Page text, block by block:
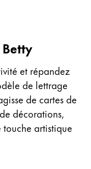
et répandez
de lettrage
de cartes de
décorations,
touche artistique